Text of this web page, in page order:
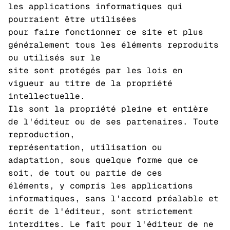
les applications informatiques qui
pourraient être utilisées
pour faire fonctionner ce site et plus
généralement tous les éléments reproduits
ou utilisés sur le
site sont protégés par les lois en
vigueur au titre de la propriété
intellectuelle.
Ils sont la propriété pleine et entière
de l'éditeur ou de ses partenaires. Toute
reproduction,
représentation, utilisation ou
adaptation, sous quelque forme que ce
soit, de tout ou partie de ces
éléments, y compris les applications
informatiques, sans l'accord préalable et
écrit de l'éditeur, sont strictement
interdites. Le fait pour l'éditeur de ne